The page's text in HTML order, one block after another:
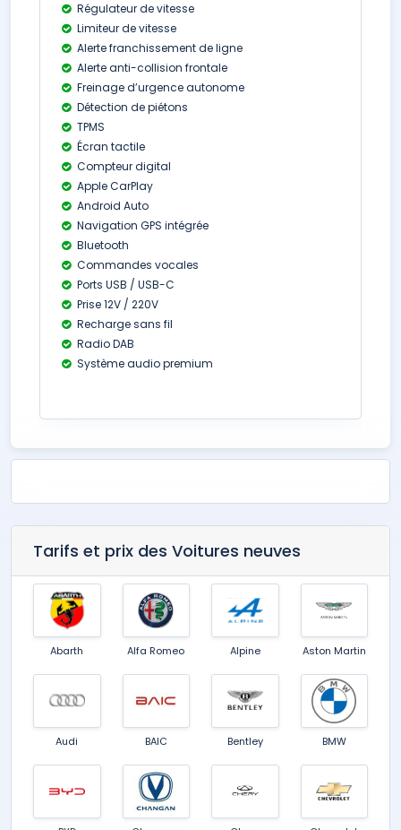
Régulateur de vitesse
Limiteur de vitesse
Alerte franchissement de ligne
Alerte anti-collision frontale
Freinage d’urgence autonome
Détection de piétons
TPMS
Écran tactile
Compteur digital
Apple CarPlay
Android Auto
Navigation GPS intégrée
Bluetooth
Commandes vocales
Ports USB / USB-C
Prise 12V / 220V
Recharge sans fil
Radio DAB
Système audio premium
Tarifs et prix des Voitures neuves
Abarth Alfa Romeo Alpine Aston Martin
Audi BAIC Bentley BMW